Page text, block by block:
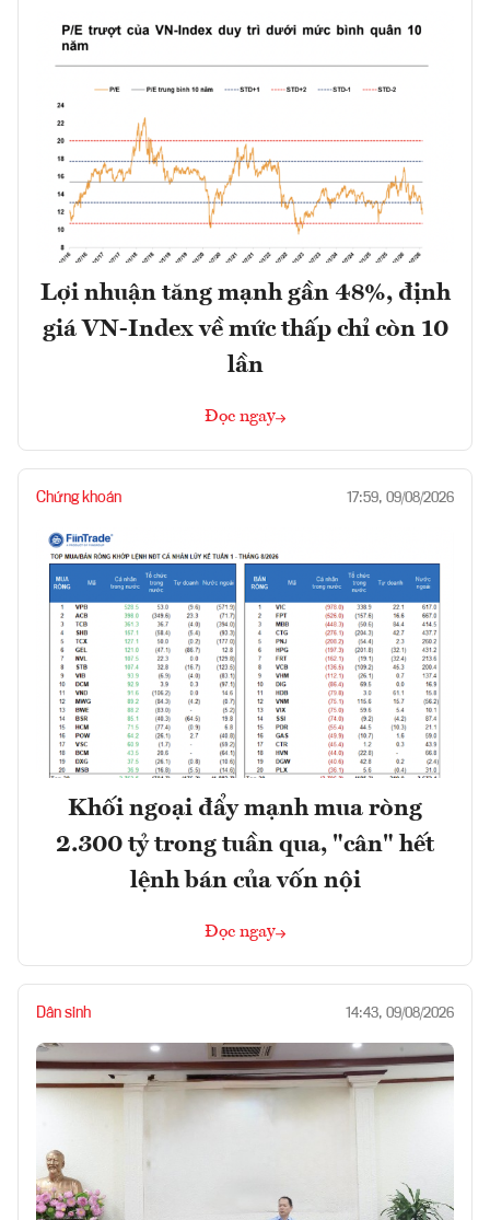
Lợi nhuận tăng mạnh gần 48%, định
giá VN-Index về mức thấp chỉ còn 10
lần
Đọc ngay
Chứng khoán 17:59, 09/08/2026
Khối ngoại đẩy mạnh mua ròng
2.300 tỷ trong tuần qua, "cân" hết
lệnh bán của vốn nội
Đọc ngay
Dân sinh 14:43, 09/08/2026